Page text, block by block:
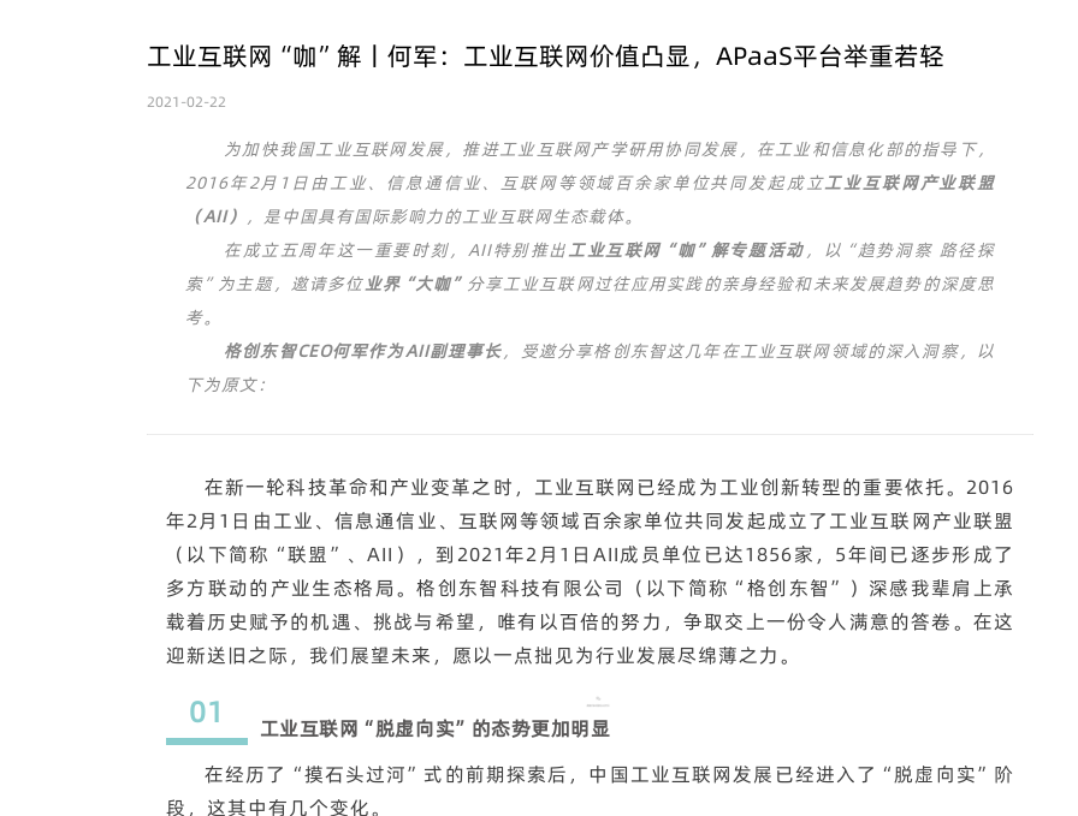
工业互联网“咖”解丨何军：工业互联网价值凸显，APaaS平台举重若轻
2021-02-22
为加快我国工业互联网发展，推进工业互联网产学研用协同发展，在工业和信息化部的指导下，
2016年2月1日由工业、信息通信业、互联网等领域百余家单位共同发起成立工业互联网产业联盟
（AII） ，是中国具有国际影响力的工业互联网生态载体。
在成立五周年这一重要时刻，AII特别推出工业互联网“咖”解专题活动，以“趋势洞察 路径探
索”为主题，邀请多位业界“大咖” 分享工业互联网过往应用实践的亲身经验和未来发展趋势的深度思
考。
格创东智CEO何军作为AII副理事长，受邀分享格创东智这几年在工业互联网领域的深入洞察，以
下为原文：
在新一轮科技革命和产业变革之时，工业互联网已经成为工业创新转型的重要依托。2016
年2月1日由工业、信息通信业、互联网等领域百余家单位共同发起成立了工业互联网产业联盟
（以下简称“联盟”、AII），到2021年2月1日AII成员单位已达1856家 ，5年间已逐步形成了
多方联动的产业生态格局。格创东智科技有限公司（以下简称“格创东智”） 深感我辈肩上承
载着历史赋予的机遇、挑战与希望，唯有以百倍的努力，争取交上一份令人满意的答卷。在这
迎新送旧之际，我们展望未来，愿以一点拙见为行业发展尽绵薄之力。
01
工业互联网“脱虚向实”的态势更加明显
在经历了“摸石头过河”式的前期探索后，中国工业互联网发展已经进入了“脱虚向实”阶
段，这其中有几个变化。